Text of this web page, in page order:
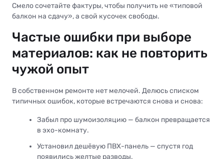
Смело сочетайте фактуры, чтобы получить не «типовой
балкон на сдачу», а свой кусочек свободы.
Частые ошибки при выборе
материалов: как не повторить
чужой опыт
В собственном ремонте нет мелочей. Делюсь списком
типичных ошибок, которые встречаются снова и снова:
Забыл про шумоизоляцию — балкон превращается
в эхо-комнату.
Установил дешёвую ПВХ-панель — спустя год
появились желтые разводы.